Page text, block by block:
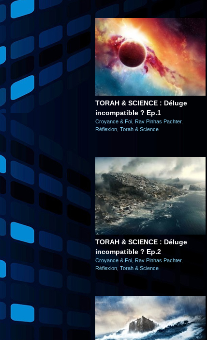
TORAH & SCIENCE : Déluge
incompatible ? Ep.1
Croyance & Foi Rav Pinhas Pachter,
Réflexion Torah & Science
TORAH & SCIENCE : Déluge
incompatible ? Ep.2
Croyance & Foi Rav Pinhas Pachter,
Réflexion Torah & Science